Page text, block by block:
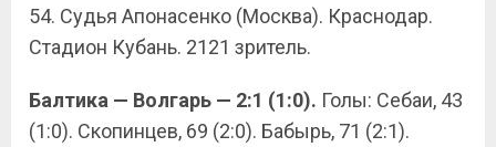
54. Судья Апонасенко (Москва). Краснодар.
Стадион Кубань. 2121 зритель.
Балтика — Волгарь — 2:1 (1:0). Голы: Себаи, 43
(1:0). Скопинцев, 69 (2:0). Бабырь, 71 (2:1).